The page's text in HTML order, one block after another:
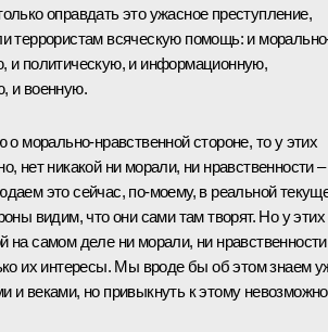
оправдать это ужасное преступление,
террористам всяческую помощь: и
и политическую, и информационную,
и военную.
о морально-нравственной стороне, то у этих
нет никакой ни морали, ни нравственности –
это сейчас, по-моему, в реальной
видим, что они сами там творят. Но у этих
на самом деле ни морали, ни нравственности
их интересы. Мы вроде бы об этом знаем
и веками, но привыкнуть к этому